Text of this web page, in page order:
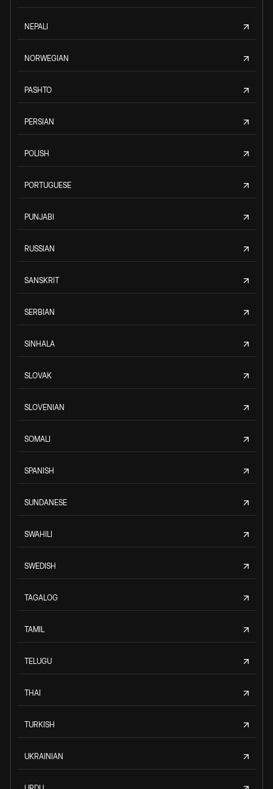
NEPALI
NORWEGIAN
PASHTO
PERSIAN
POLISH
PORTUGUESE
PUNJABI
RUSSIAN
SANSKRIT
SERBIAN
SINHALA
SLOVAK
SLOVENIAN
SOMALI
SPANISH
SUNDANESE
SWAHILI
SWEDISH
TAGALOG
TAMIL
TELUGU
THAI
TURKISH
UKRAINIAN